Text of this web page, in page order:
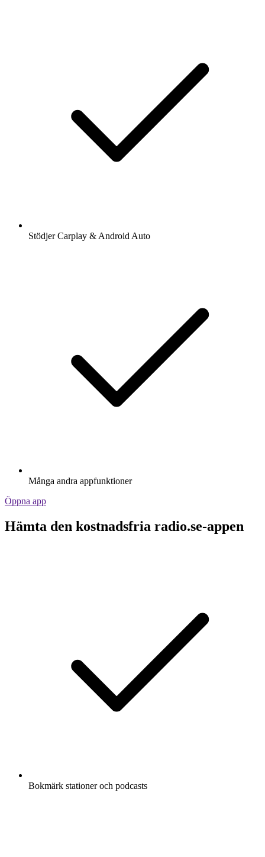
Stödjer Carplay & Android Auto
Många andra appfunktioner
Öppna app
Hämta den kostnadsfria radio.se-appen
Bokmärk stationer och podcasts